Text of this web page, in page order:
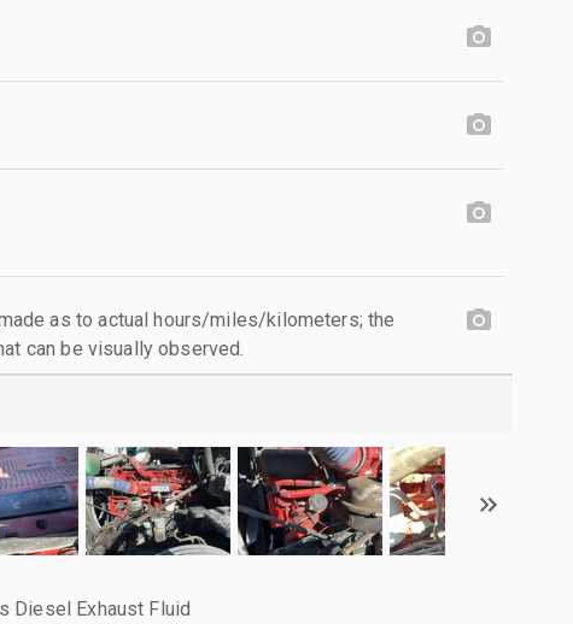
as to actual hours/miles/kilometers; the
can be visually observed.
Diesel Exhaust Fluid